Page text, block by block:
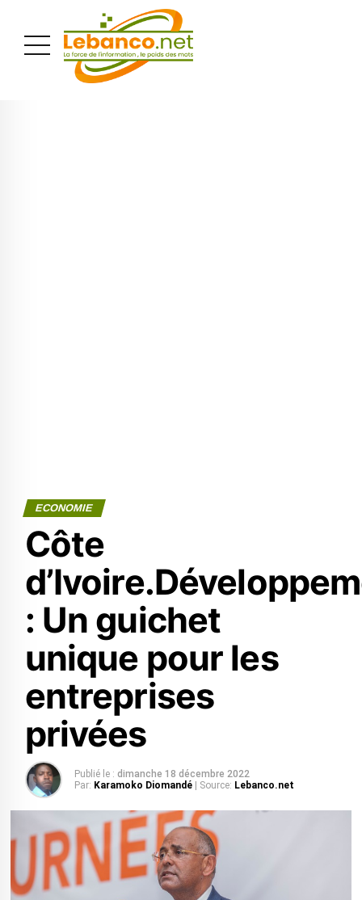
ECONOMIE
Côte
: Un guichet
unique pour les
entreprises
privées
Publié le : dimanche 18 décembre 2022
Par: Karamoko Diomandé | Source: Lebanco.net